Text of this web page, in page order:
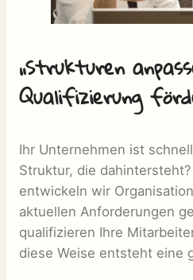
„Strukturen
Qualifizierung
Ihr Unternehmen ist
Struktur, die
entwickeln wir
aktuellen Anforderungen
qualifizieren Ihre
diese Weise entsteht eine